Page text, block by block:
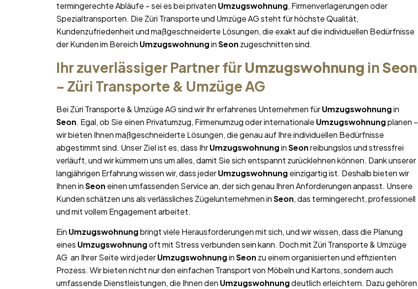
termingerechte Abläufe – sei es bei privaten Umzugswohnung, Firmenverlagerungen oder
Spezialtransporten. Die Züri Transporte und Umzüge AG steht für höchste Qualität,
Kundenzufriedenheit und maßgeschneiderte Lösungen, die exakt auf die individuellen Bedürfnisse
der Kunden im Bereich UmzugswohnunginSeon zugeschnitten sind.
Ihr zuverlässiger Partner für Umzugswohnung in Seon
– Züri Transporte & Umzüge AG
Bei Züri Transporte & Umzüge AG sind wir Ihr erfahrenes Unternehmen fürUmzugswohnungin
Seon. Egal, ob Sie einen Privatumzug, Firmenumzug oder internationale Umzugswohnungplanen –
wir bieten Ihnen maßgeschneiderte Lösungen, die genau auf Ihre individuellen Bedürfnisse
abgestimmt sind. Unser Ziel ist es, dass IhrUmzugswohnunginSeonreibungslos und stressfrei
verläuft, und wir kümmern uns um alles, damit Sie sich entspannt zurücklehnen können. Dank unserer
langjährigen Erfahrung wissen wir, dass jederUmzugswohnung einzigartig ist. Deshalb bieten wir
Ihnen inSeon einen umfassenden Service an, der sich genau Ihren Anforderungen anpasst. Unsere
Kunden schätzen uns als verlässliches Zügelunternehmen inSeon, das termingerecht, professionell
und mit vollem Engagement arbeitet.
Ein Umzugswohnungbringt viele Herausforderungen mit sich, und wir wissen, dass die Planung
eines Umzugswohnungoft mit Stress verbunden sein kann. Doch mit Züri Transporte & Umzüge
AG an Ihrer Seite wird jederUmzugswohnunginSeon zu einem organisierten und effizienten
Prozess. Wir bieten nicht nur den einfachen Transport von Möbeln und Kartons, sondern auch
umfassende Dienstleistungen, die Ihnen den Umzugswohnungdeutlich erleichtern. Dazu gehören